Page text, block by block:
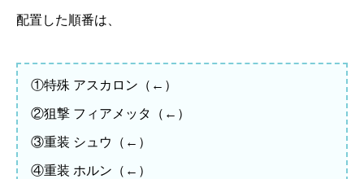
配置した順番は、
①特殊 アスカロン（←）
②狙撃 フィアメッタ（←）
③重装 シュウ（←）
④重装 ホルン（←）